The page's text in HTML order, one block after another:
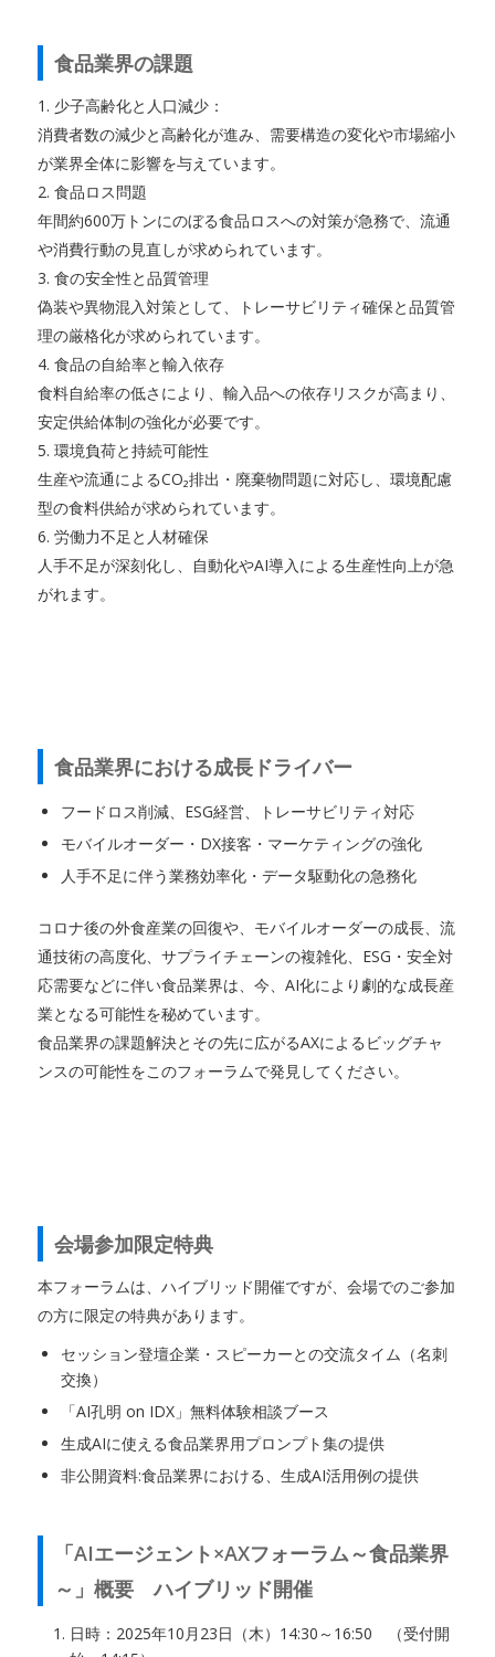
食品業界の課題
1. 少子高齢化と人口減少：
消費者数の減少と高齢化が進み、需要構造の変化や市場縮小
が業界全体に影響を与えています。
2. 食品ロス問題
年間約600万トンにのぼる食品ロスへの対策が急務で、流通
や消費行動の見直しが求められています。
3. 食の安全性と品質管理
偽装や異物混入対策として、トレーサビリティ確保と品質管
理の厳格化が求められています。
4. 食品の自給率と輸入依存
食料自給率の低さにより、輸入品への依存リスクが高まり、
安定供給体制の強化が必要です。
5. 環境負荷と持続可能性
生産や流通によるCO₂排出・廃棄物問題に対応し、環境配慮
型の食料供給が求められています。
6. 労働力不足と人材確保
人手不足が深刻化し、自動化やAI導入による生産性向上が急
がれます。
食品業界における成長ドライバー
フードロス削減、ESG経営、トレーサビリティ対応
モバイルオーダー・DX接客・マーケティングの強化
人手不足に伴う業務効率化・データ駆動化の急務化
コロナ後の外食産業の回復や、モバイルオーダーの成長、流
通技術の高度化、サプライチェーンの複雑化、ESG・安全対
応需要などに伴い食品業界は、今、AI化により劇的な成長産
業となる可能性を秘めています。
食品業界の課題解決とその先に広がるAXによるビッグチャ
ンスの可能性をこのフォーラムで発見してください。
会場参加限定特典
本フォーラムは、ハイブリッド開催ですが、会場でのご参加
の方に限定の特典があります。
セッション登壇企業・スピーカーとの交流タイム（名刺
交換）
「AI孔明 on IDX」無料体験相談ブース
生成AIに使える食品業界用プロンプト集の提供
非公開資料:食品業界における、生成AI活用例の提供
「AIエージェント×AXフォーラム～食品業界
～」概要 ハイブリッド開催
日時：2025年10月23日（木）14:30～16:50 （受付開